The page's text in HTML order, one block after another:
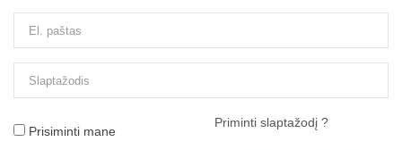
Prisiminti mane
Priminti slaptažodį ?